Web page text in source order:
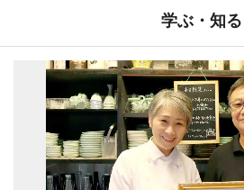
学ぶ・知る